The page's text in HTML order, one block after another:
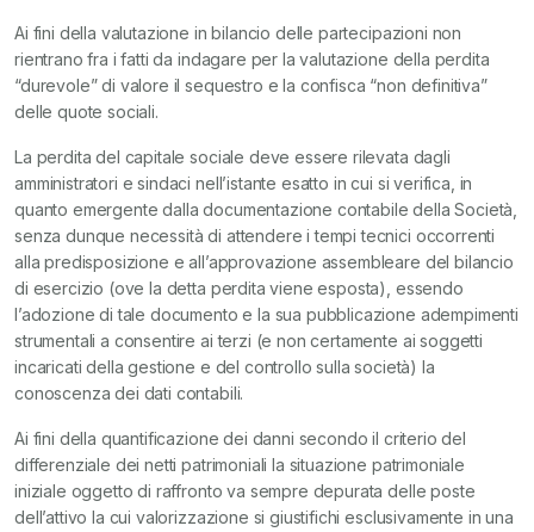
Ai fini della valutazione in bilancio delle partecipazioni non
rientrano fra i fatti da indagare per la valutazione della perdita
“durevole” di valore il sequestro e la confisca “non definitiva”
delle quote sociali.
La perdita del capitale sociale deve essere rilevata dagli
amministratori e sindaci nell’istante esatto in cui si verifica, in
quanto emergente dalla documentazione contabile della Società,
senza dunque necessità di attendere i tempi tecnici occorrenti
alla predisposizione e all’approvazione assembleare del bilancio
di esercizio (ove la detta perdita viene esposta), essendo
l’adozione di tale documento e la sua pubblicazione adempimenti
strumentali a consentire ai terzi (e non certamente ai soggetti
incaricati della gestione e del controllo sulla società) la
conoscenza dei dati contabili.
Ai fini della quantificazione dei danni secondo il criterio del
differenziale dei netti patrimoniali la situazione patrimoniale
iniziale oggetto di raffronto va sempre depurata delle poste
dell’attivo la cui valorizzazione si giustifichi esclusivamente in una